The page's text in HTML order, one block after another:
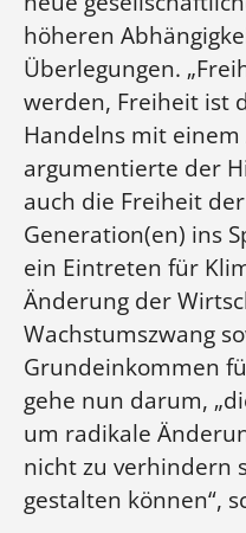
höheren
Überlegungen.
werden, Freiheit ist
Handelns mit einem
argumentierte der
auch die Freiheit
Generation(en) ins
ein Eintreten für
Änderung der
Wachstumszwang
Grundeinkommen
gehe nun darum,
um radikale
nicht zu verhindern
gestalten können“,